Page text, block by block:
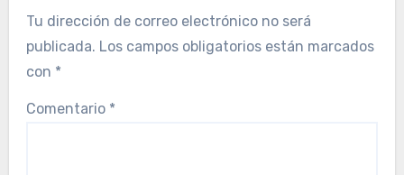
Tu dirección de correo electrónico no será
publicada. Los campos obligatorios están marcados
con *
Comentario *